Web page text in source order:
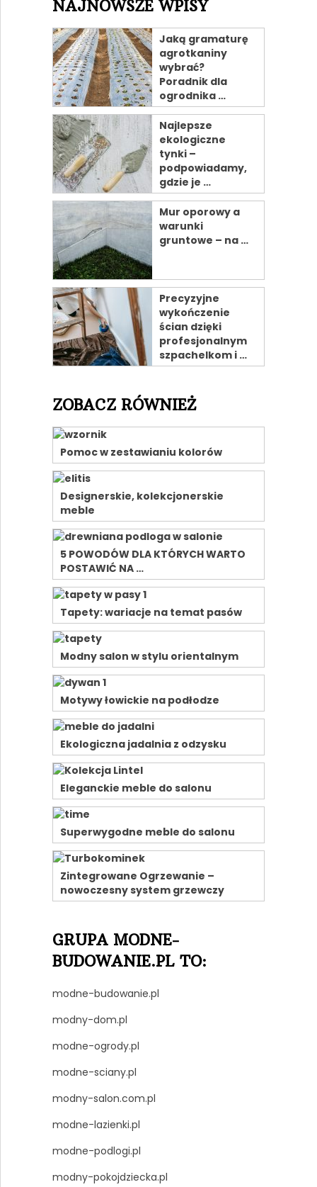
NAJNOWSZE WPISY
Jaką gramaturę
agrotkaniny
wybrać?
Poradnik dla
ogrodnika …
Najlepsze
ekologiczne
tynki –
podpowiadamy,
gdzie je …
Mur oporowy a
warunki
gruntowe – na …
Precyzyjne
wykończenie
ścian dzięki
profesjonalnym
szpachelkom i …
ZOBACZ RÓWNIEŻ
Pomoc w zestawianiu kolorów
Designerskie, kolekcjonerskie
meble
5 POWODÓW DLA KTÓRYCH WARTO
POSTAWIĆ NA …
Tapety: wariacje na temat pasów
Modny salon w stylu orientalnym
Motywy łowickie na podłodze
Ekologiczna jadalnia z odzysku
Eleganckie meble do salonu
Superwygodne meble do salonu
Zintegrowane Ogrzewanie –
nowoczesny system grzewczy
GRUPA MODNE-
BUDOWANIE.PL TO:
modne-budowanie.pl
modny-dom.pl
modne-ogrody.pl
modne-sciany.pl
modny-salon.com.pl
modne-lazienki.pl
modne-podlogi.pl
modny-pokojdziecka.pl